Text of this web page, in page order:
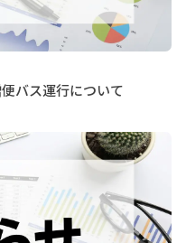
バス運行について